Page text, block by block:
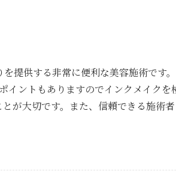
提供する非常に便利な美容施術です
ントもありますのでインクメイク
が大切です。また、信頼できる施術